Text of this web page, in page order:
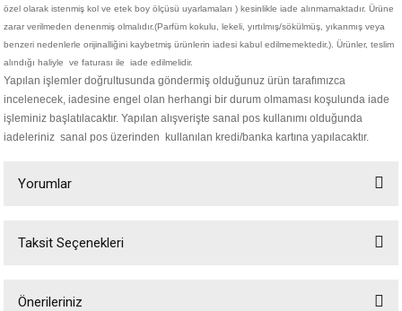
özel olarak istenmiş kol ve etek boy ölçüsü uyarlamaları ) kesinlikle iade alınmamaktadır. Ürüne
zarar verilmeden denenmiş olmalıdır.(Parfüm kokulu, lekeli, yırtılmış/sökülmüş, yıkanmış veya
benzeri nedenlerle orijinalliğini kaybetmiş ürünlerin iadesi kabul edilmemektedir.). Ürünler, teslim
alındığı haliyle ve faturası ile iade edilmelidir.
Yapılan işlemler doğrultusunda göndermiş olduğunuz ürün tarafımızca
incelenecek, iadesine engel olan herhangi bir durum olmaması koşulunda iade
işleminiz başlatılacaktır. Yapılan alışverişte sanal pos kullanımı olduğunda
iadeleriniz sanal pos üzerinden kullanılan kredi/banka kartına yapılacaktır.
Yorumlar
Taksit Seçenekleri
Önerileriniz